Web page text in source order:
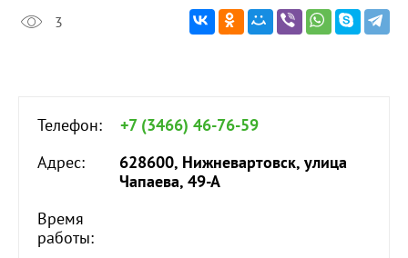
3
Телефон:
+7 (3466) 46-76-59
Адрес:
628600, Нижневартовск, улица
Чапаева, 49-А
Время
работы: